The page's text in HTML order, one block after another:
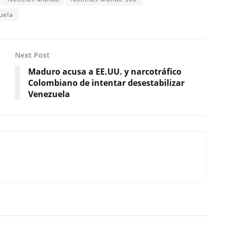
Next Post
Maduro acusa a EE.UU. y narcotráfico
Colombiano de intentar desestabilizar
Venezuela